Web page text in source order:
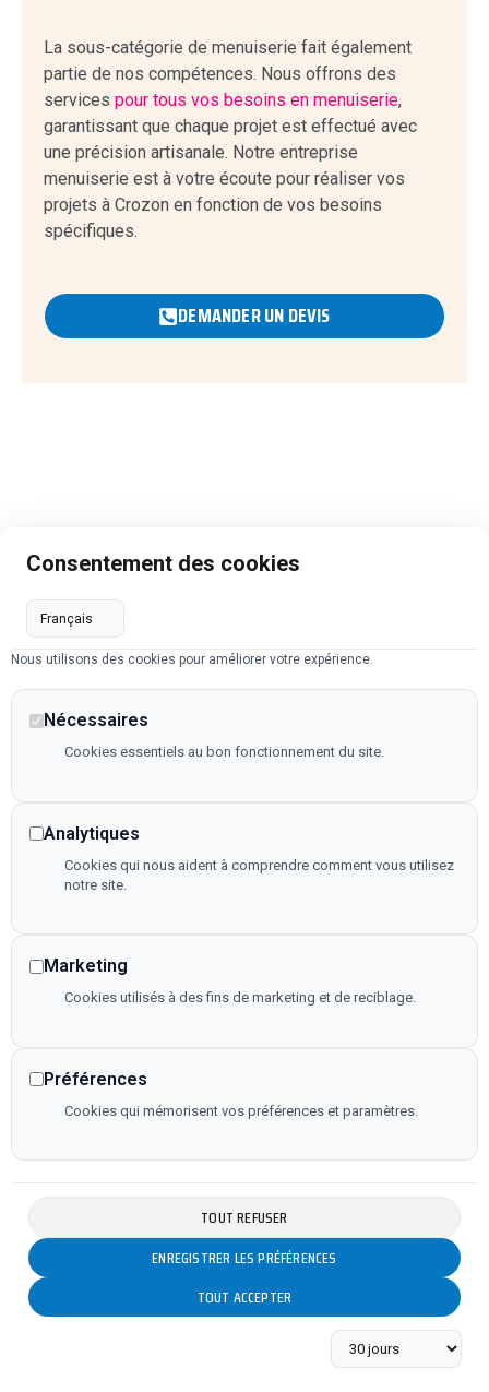
La sous-catégorie de menuiserie fait également
partie de nos compétences. Nous offrons des
services pour tous vos besoins en menuiserie,
garantissant que chaque projet est effectué avec
une précision artisanale. Notre entreprise
menuiserie est à votre écoute pour réaliser vos
projets à Crozon en fonction de vos besoins
spécifiques.
DEMANDER UN DEVIS
Consentement des cookies
Nous utilisons des cookies pour améliorer votre expérience.
Nécessaires
Cookies essentiels au bon fonctionnement du site.
Analytiques
Cookies qui nous aident à comprendre comment vous utilisez
notre site.
Marketing
Cookies utilisés à des fins de marketing et de reciblage.
Préférences
Cookies qui mémorisent vos préférences et paramètres.
TOUT REFUSER
ENREGISTRER LES PRÉFÉRENCES
TOUT ACCEPTER